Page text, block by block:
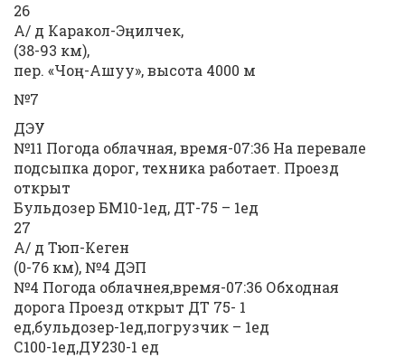
26
А/ д Каракол-Эңилчек,
(38-93 км),
пер. «Чоң-Ашуу», высота 4000 м
№7
ДЭУ
№11 Погода облачная, время-07:36 На перевале
подсыпка дорог, техника работает. Проезд
открыт
Бульдозер БМ10-1ед, ДТ-75 – 1ед
27
А/ д Тюп-Кеген
(0-76 км), №4 ДЭП
№4 Погода облачнея,время-07:36 Обходная
дорога Проезд открыт ДТ 75- 1
ед,бульдозер-1ед,погрузчик – 1ед
С100-1ед,ДУ230-1 ед